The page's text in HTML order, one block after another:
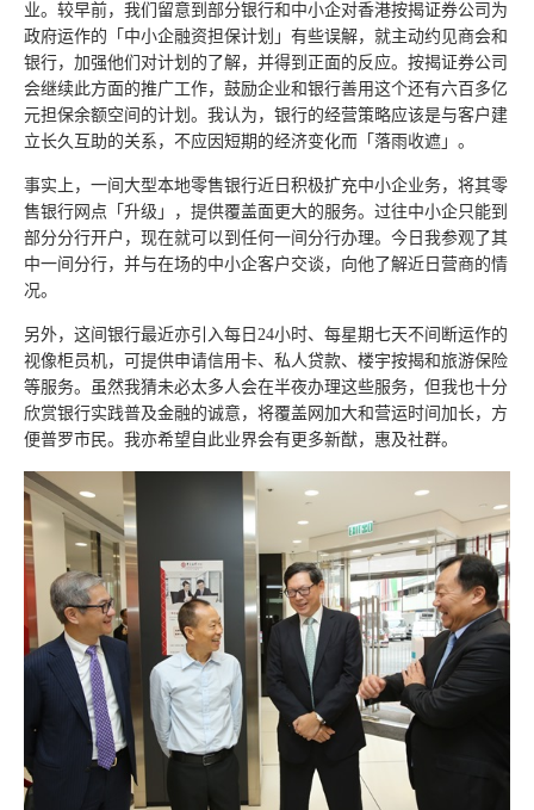
业。较早前，我们留意到部分银行和中小企对香港按揭证券公司为
政府运作的「中小企融资担保计划」有些误解，就主动约见商会和
银行，加强他们对计划的了解，并得到正面的反应。按揭证券公司
会继续此方面的推广工作，鼓励企业和银行善用这个还有六百多亿
元担保余额空间的计划。我认为，银行的经营策略应该是与客户建
立长久互助的关系，不应因短期的经济变化而「落雨收遮」。
事实上，一间大型本地零售银行近日积极扩充中小企业务，将其零
售银行网点「升级」，提供覆盖面更大的服务。过往中小企只能到
部分分行开户，现在就可以到任何一间分行办理。今日我参观了其
中一间分行，并与在场的中小企客户交谈，向他了解近日营商的情
况。
另外，这间银行最近亦引入每日24小时、每星期七天不间断运作的
视像柜员机，可提供申请信用卡、私人贷款、楼宇按揭和旅游保险
等服务。虽然我猜未必太多人会在半夜办理这些服务，但我也十分
欣赏银行实践普及金融的诚意，将覆盖网加大和营运时间加长，方
便普罗市民。我亦希望自此业界会有更多新猷，惠及社群。